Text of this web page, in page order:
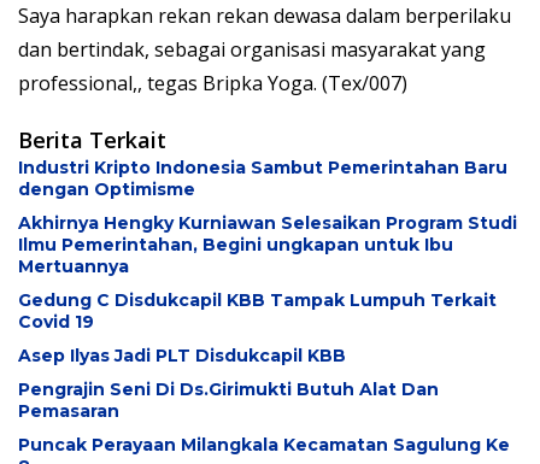
Saya harapkan rekan rekan dewasa dalam berperilaku
dan bertindak, sebagai organisasi masyarakat yang
professional,, tegas Bripka Yoga. (Tex/007)
Berita Terkait
Industri Kripto Indonesia Sambut Pemerintahan Baru
dengan Optimisme
Akhirnya Hengky Kurniawan Selesaikan Program Studi
Ilmu Pemerintahan, Begini ungkapan untuk Ibu
Mertuannya
Gedung C Disdukcapil KBB Tampak Lumpuh Terkait
Covid 19
Asep Ilyas Jadi PLT Disdukcapil KBB
Pengrajin Seni Di Ds.Girimukti Butuh Alat Dan
Pemasaran
Puncak Perayaan Milangkala Kecamatan Sagulung Ke